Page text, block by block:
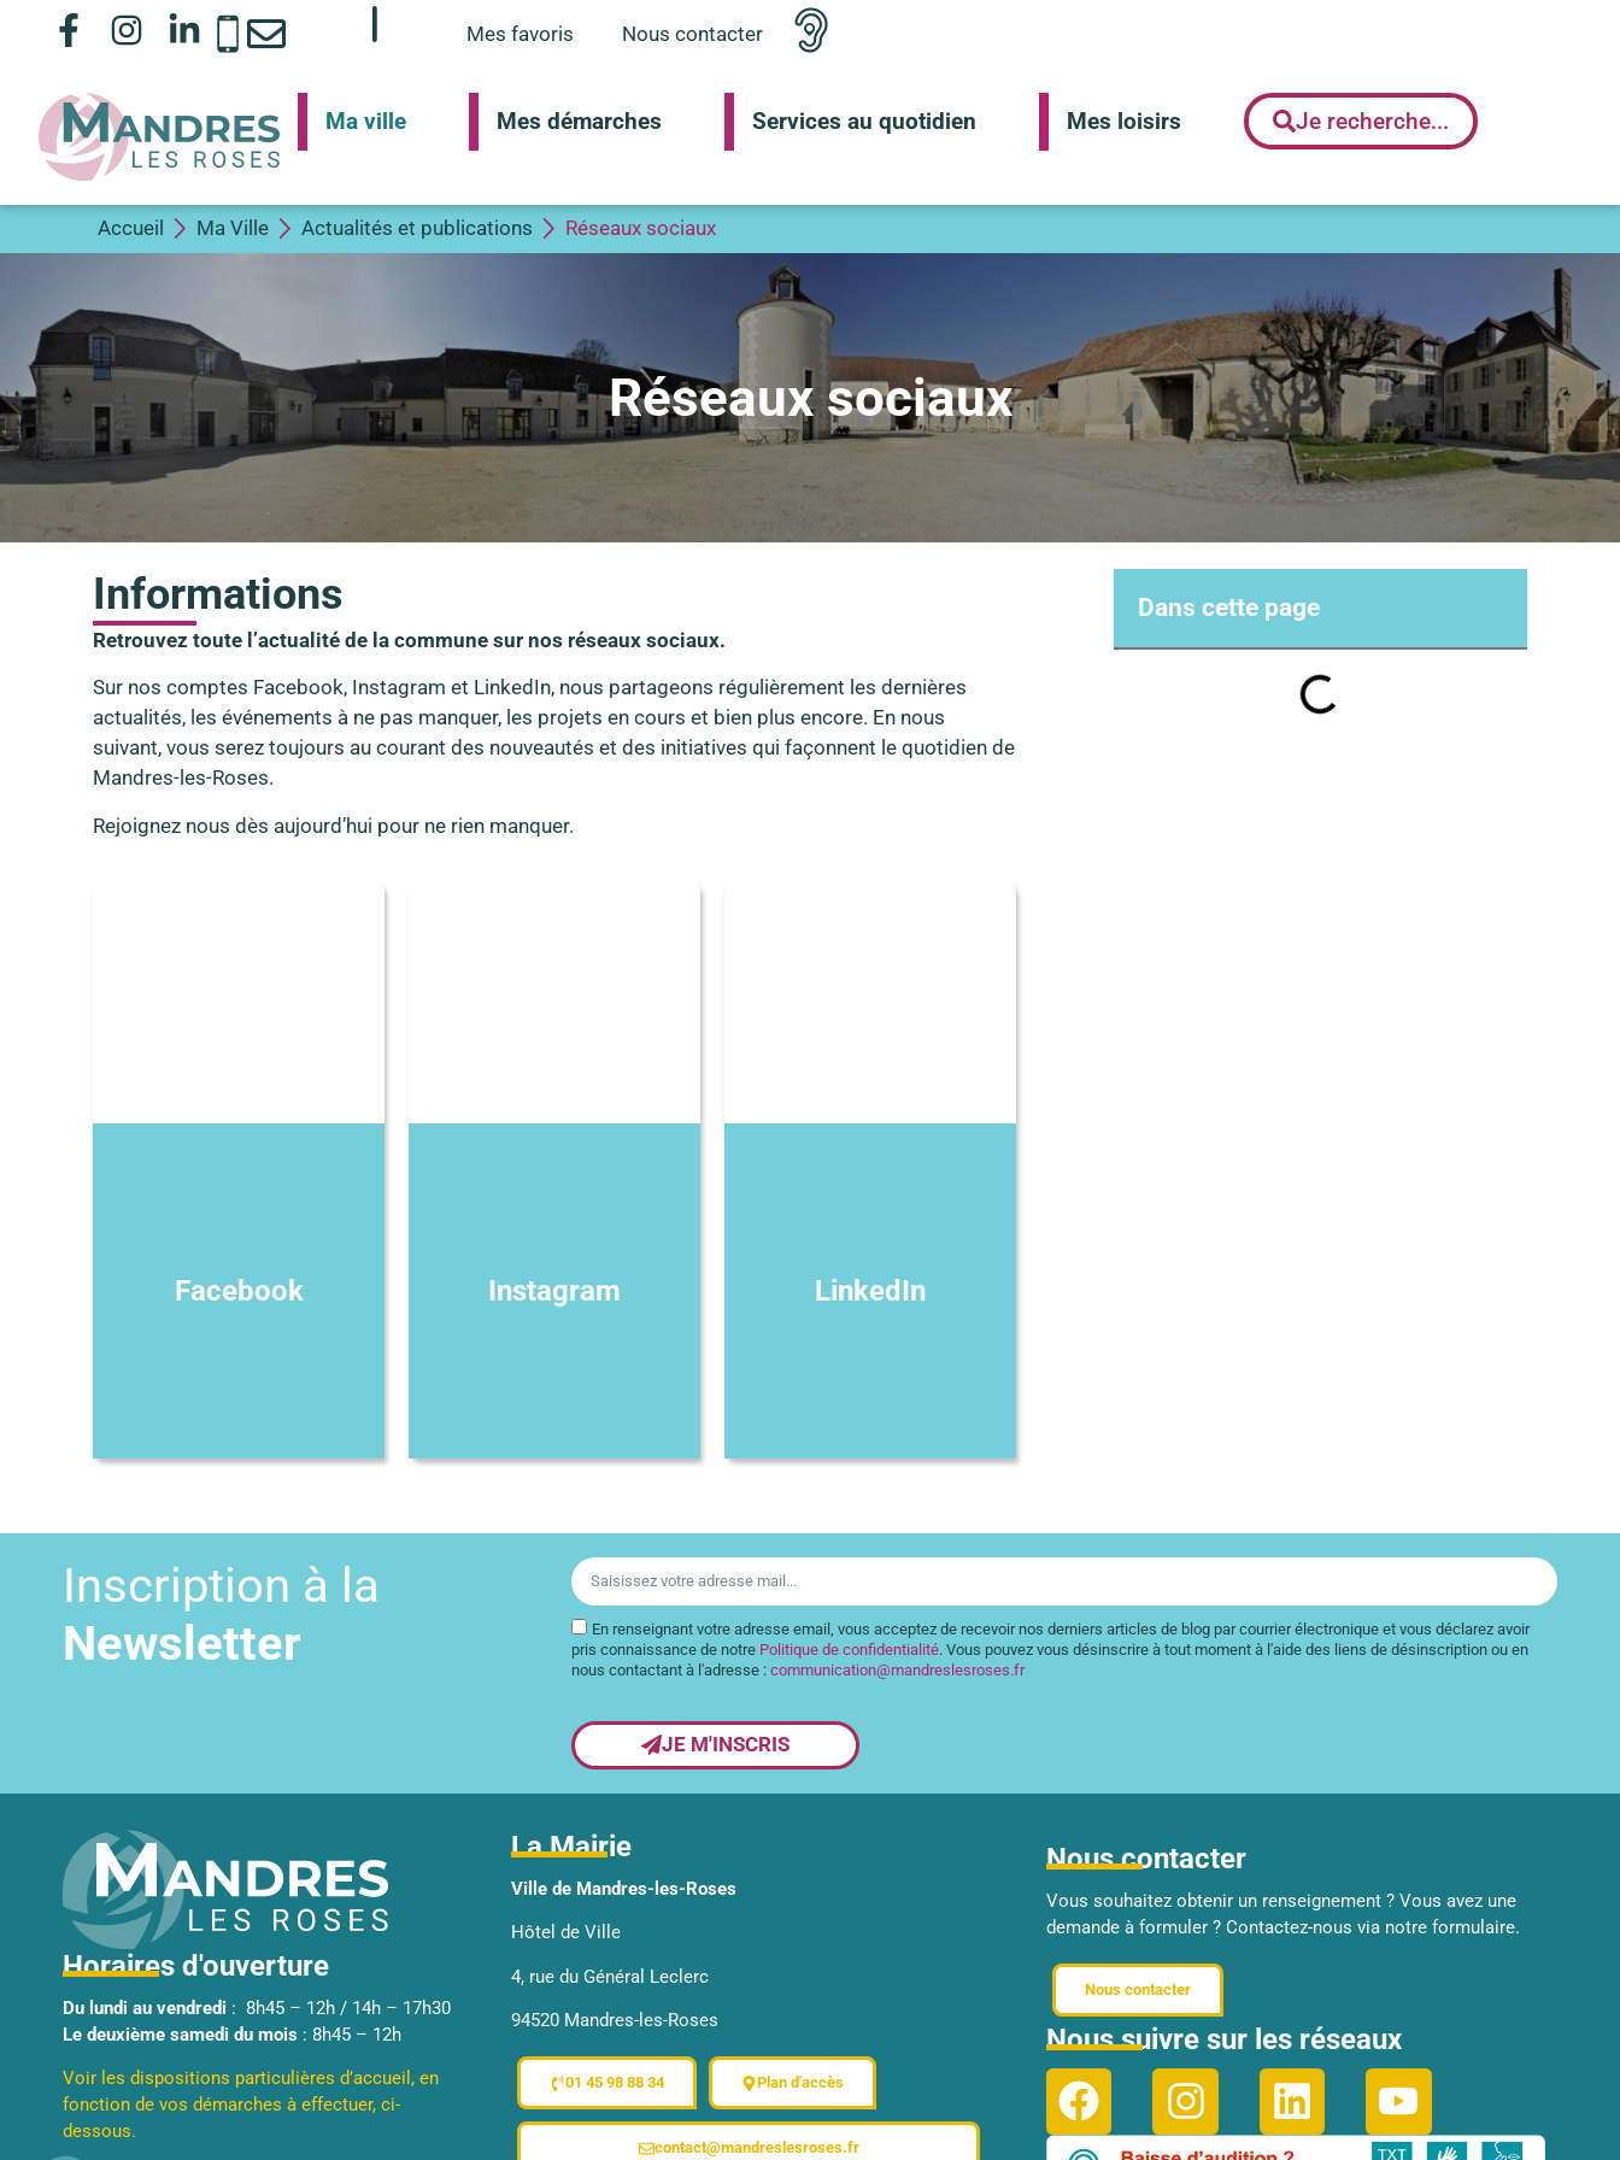
Plateforme de Gestion du Consentement : Personnalisez vos Options
Mes favoris Nous contacter
Ma ville Mes démarches Services au quotidien Mes loisirs Je recherche...
Accueil Ma Ville Actualités et publications Réseaux sociaux
Réseaux sociaux
Informations
Retrouvez toute l’actualité de la commune sur nos réseaux sociaux.
Sur nos comptes Facebook, Instagram et LinkedIn, nous partageons régulièrement les dernières
actualités, les événements à ne pas manquer, les projets en cours et bien plus encore. En nous
suivant, vous serez toujours au courant des nouveautés et des initiatives qui façonnent le quotidien de
Mandres-les-Roses.
Rejoignez nous dès aujourd’hui pour ne rien manquer.
Facebook Instagram LinkedIn
Dans cette page
Inscription à la
Newsletter
En renseignant votre adresse email, vous acceptez de recevoir nos derniers articles de blog par courrier électronique et vous déclarez avoir
pris connaissance de notre Politique de confidentialité. Vous pouvez vous désinscrire à tout moment à l'aide des liens de désinscription ou en
nous contactant à l'adresse :communication@mandreslesroses.fr
JE M'INSCRIS
Horaires d'ouverture
Du lundi au vendredi : 8h45 – 12h / 14h – 17h30
Le deuxième samedi du mois : 8h45 – 12h
Voir les dispositions particulières d’accueil, en
fonction de vos démarches à effectuer, ci-
dessous.
La Mairie
Ville de Mandres-les-Roses
Hôtel de Ville
4, rue du Général Leclerc
94520 Mandres-les-Roses
01 45 98 88 34 Plan d'accès
contact@mandreslesroses.fr
Nous contacter
Vous souhaitez obtenir un renseignement ? Vous avez une
demande à formuler ? Contactez-nous via notre formulaire.
Nous contacter
Nous suivre sur les réseaux